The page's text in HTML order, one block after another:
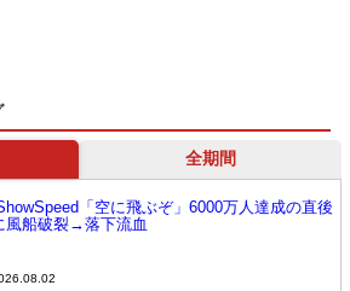
全期間
「空に飛ぶぞ」6000万人達成の直後
風船破裂→落下流血